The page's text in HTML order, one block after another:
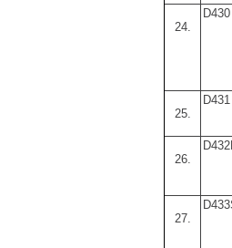
24.
D430
25.
D431
26.
27.